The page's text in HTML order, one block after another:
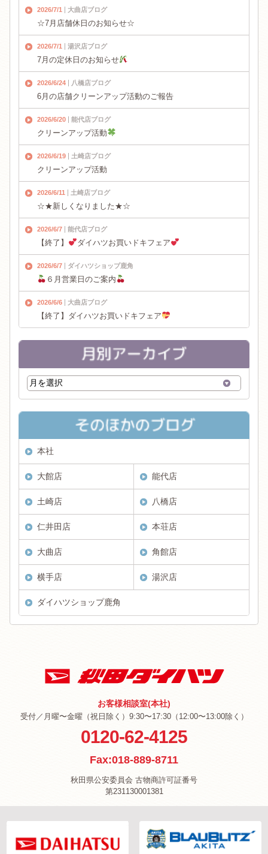
2026/7/1 大曲店ブログ
☆7月店舗休日のお知らせ☆
2026/7/1 湯沢店ブログ
7月の定休日のお知らせ
2026/6/24 八橋店ブログ
6月の店舗クリーンアップ活動のご報告
2026/6/20 能代店ブログ
クリーンアップ活動
2026/6/19 土崎店ブログ
クリーンアップ活動
2026/6/11 土崎店ブログ
☆★新しくなりました★☆
2026/6/7 能代店ブログ
【終了】 ダイハツお買いドキフェア
2026/6/7 ダイハツショップ鹿角
６月営業日のご案内
2026/6/6 大曲店ブログ
【終了】ダイハツお買いドキフェア
本社
大館店 能代店
土崎店 八橋店
仁井田店 本荘店
大曲店 角館店
横手店 湯沢店
ダイハツショップ鹿角
お客様相談室(本社)
受付／月曜〜金曜（祝日除く）9:30〜17:30（12:00〜13:00除く）
0120-62-4125
Fax:018-889-8711
秋田県公安委員会 古物商許可証番号
第231130001381